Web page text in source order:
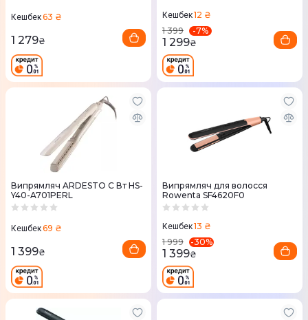
Кешбек63 ₴
1 279₴
Кешбек12 ₴
1 399
-7%
1 299₴
Випрямляч ARDESTO C Вт HS-
Y40-A701PERL
Кешбек69 ₴
1 399₴
Випрямляч для волосся
Rowenta SF4620F0
Кешбек13 ₴
1 999
-30%
1 399₴